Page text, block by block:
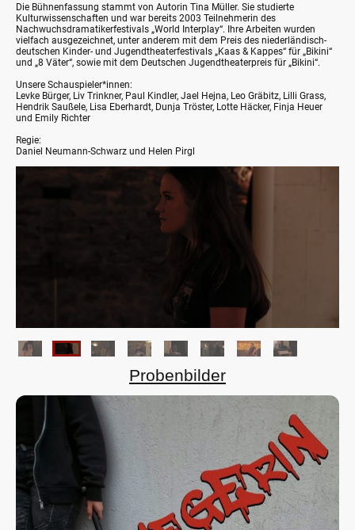
Die Bühnenfassung stammt von Autorin Tina Müller. Sie studierte
Kulturwissenschaften und war bereits 2003 Teilnehmerin des
Nachwuchsdramatikerfestivals „World Interplay“. Ihre Arbeiten wurden
vielfach ausgezeichnet, unter anderem mit dem Preis des niederländisch-
deutschen Kinder- und Jugendtheaterfestivals „Kaas & Kappes“ für „Bikini“
und „8 Väter“, sowie mit dem Deutschen Jugendtheaterpreis für „Bikini“.
Unsere Schauspieler*innen:
Levke Bürger, Liv Trinkner, Paul Kindler, Jael Hejna, Leo Gräbitz, Lilli Grass,
Hendrik Saußele, Lisa Eberhardt, Dunja Tröster, Lotte Häcker, Finja Heuer
und Emily Richter
Regie:
Daniel Neumann-Schwarz und Helen Pirgl
Probenbilder